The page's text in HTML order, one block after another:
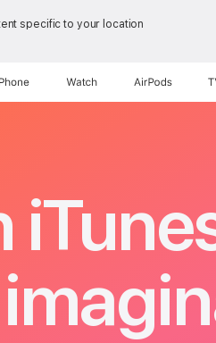
specific to your location
Watch AirPods